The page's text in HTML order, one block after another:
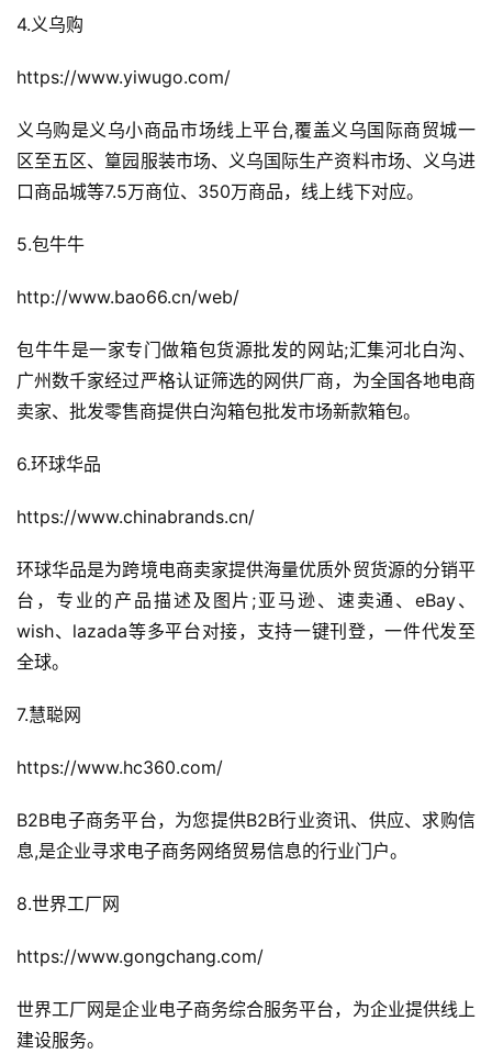
4.义乌购
https://www.yiwugo.com/
义乌购是义乌小商品市场线上平台,覆盖义乌国际商贸城一
区至五区、篁园服装市场、义乌国际生产资料市场、义乌进
口商品城等7.5万商位、350万商品，线上线下对应。
5.包牛牛
http://www.bao66.cn/web/
包牛牛是一家专门做箱包货源批发的网站;汇集河北白沟、
广州数千家经过严格认证筛选的网供厂商，为全国各地电商
卖家、批发零售商提供白沟箱包批发市场新款箱包。
6.环球华品
https://www.chinabrands.cn/
环球华品是为跨境电商卖家提供海量优质外贸货源的分销平
台，专业的产品描述及图片;亚马逊、速卖通、eBay、
wish、lazada等多平台对接，支持一键刊登，一件代发至
全球。
7.慧聪网
https://www.hc360.com/
B2B电子商务平台，为您提供B2B行业资讯、供应、求购信
息,是企业寻求电子商务网络贸易信息的行业门户。
8.世界工厂网
https://www.gongchang.com/
世界工厂网是企业电子商务综合服务平台，为企业提供线上
建设服务。